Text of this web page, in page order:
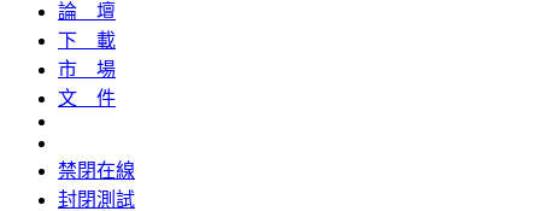
論 壇
下 載
市 場
文 件
禁閉在線
封閉測試